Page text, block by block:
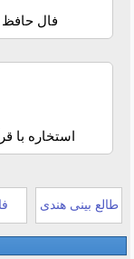
فال حافظ
استخاره با
طالع بینی هندی